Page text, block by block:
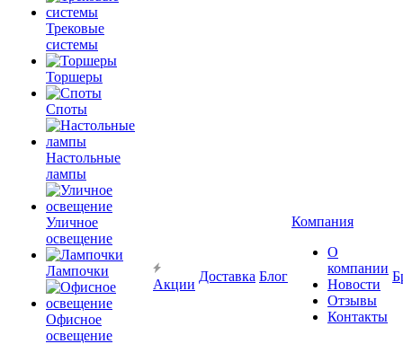
Трековые
системы
Торшеры
Споты
Настольные
лампы
Уличное
освещение
Лампочки
Офисное
освещение
Акции
Доставка Блог
Компания
О
компании
Новости
Отзывы
Контакты